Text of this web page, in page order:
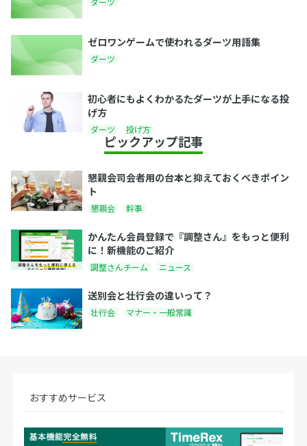
ゼロワンゲームで使われるダーツ用語集
ダーツ
初心者にもよくわかるたダーツが上手になる投
げ方
ダーツ 投げ方
ピックアップ記事
懇親会司会者用の台本と抑えておくべきポイン
ト
懇親会 幹事
かんたん会員登録で『調整さん』をもっと便利
に！新機能のご紹介
調整さんチーム ニュース
送別会と壮行会の違いって？
壮行会 マナー・一般常識
おすすめサービス